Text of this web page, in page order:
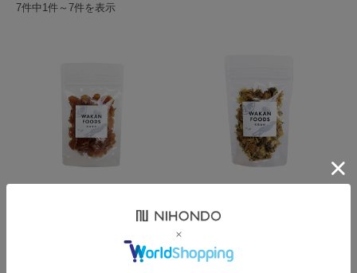
7件中1件～7件を表示
菊花(和漢食材) 15g